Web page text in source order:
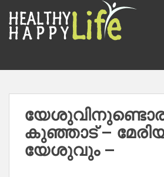
o
കുഞ്ഞാട് –
യേശുവും –